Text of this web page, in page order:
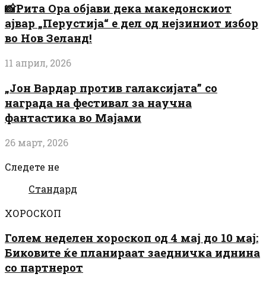
📸Рита Ора објави дека македонскиот
ајвар „Перустија“ е дел од нејзиниот избор
во Нов Зеланд!
11 април, 2026
„Јон Вардар против галаксијата” со
награда на фестивал за научна
фантастика во Мајами
26 март, 2026
Следете не
Стандард
ХОРОСКОП
Голем неделен хороскоп од 4 мај до 10 мај:
Биковите ќе планираат заедничка иднина
со партнерот